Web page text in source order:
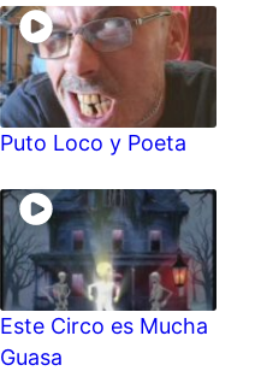
Puto Loco y Poeta
Este Circo es Mucha
Guasa